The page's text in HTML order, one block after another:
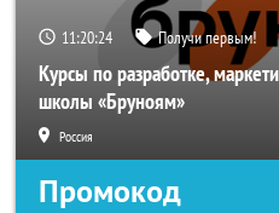
11:20:22 Получи первым!
Курсы по разработке,
школы «Бруноям»
Россия
Промокод